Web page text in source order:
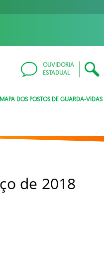
OUVIDORIA
ESTADUAL
MAPA DOS POSTOS DE GUARDA-VIDAS
de 2018